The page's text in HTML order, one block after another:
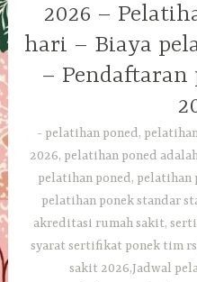
2026 –
hari – Biaya
– Pendaftaran
pelatihan poned,
2026, pelatihan poned
pelatihan poned, pelatihan
pelatihan ponek standar
akreditasi rumah sakit,
syarat sertifikat ponek tim
sakit 2026,Jadwal